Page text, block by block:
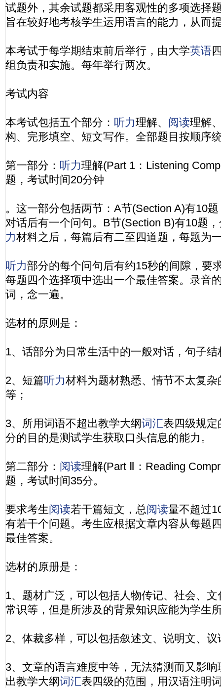
试题外，其余试题都采用客观性的多项选择
旨在较好地考核学生运用语言的能力，从而
本考试于每学期结束前后举行，由大学英语
组负责和实施。每年举行两次。
考试内容
本考试包括五个部分： 听力理解、 阅读理解
构、完形填空、短文写作。全部题目按顺序
第一部分： 听力理解(Part 1：Listening
题，考试时间20分钟
。这一部分包括两节：A节(Section A)有10
对话后有一个问句。B节(Section B)有10题
力材料之后，每篇后有二至四道题，每题为
听力部分的每个问句后有约15秒的间隙，要
每题四个选择项中选出一个最佳答案。录音
词，念一遍。
选材的原则是：
1、话部分为日常生活中的一般对话，句子
2、短篇听力材料为题材熟悉、情节不太复
等；
3、所用词语不超出教学大纲词汇表四级规定
分的目的是测试学生获取口头信息的能力。
第二部分： 阅读理解(Part Ⅱ：Reading
题，考试时间35分。
要求考生阅读若干篇短文，总阅读量不超过
有若干个问题。考生应根据文章内容从每题
最佳答案。
选材的原册是：
1、题材广泛，可以包括人物传记、社会、
常识等，但是所涉及的背景知识应能为学生
2、体裁多样，可以包括叙述文、说明文、议
3、文章的语言难度中等，无法猜测而又影
出教学大纲词汇表四级的范围，用汉语注明